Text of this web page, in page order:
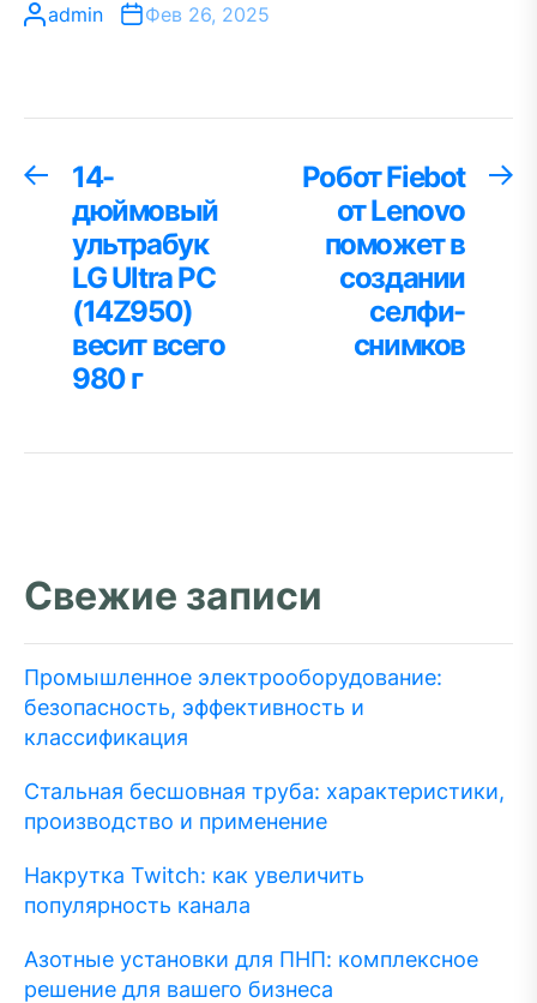
admin Фев 26, 2025
Навигация
записям
Предыдущая
запись:
14-
дюймовый
ультрабук
LG Ultra PC
(14Z950)
весит всего
980 г
Робот Fiebot
от Lenovo
поможет в
создании
селфи-
снимков
Свежие записи
Промышленное электрооборудование:
безопасность, эффективность и
классификация
Стальная бесшовная труба: характеристики,
производство и применение
Накрутка Twitch: как увеличить
популярность канала
Азотные установки для ПНП: комплексное
решение для вашего бизнеса